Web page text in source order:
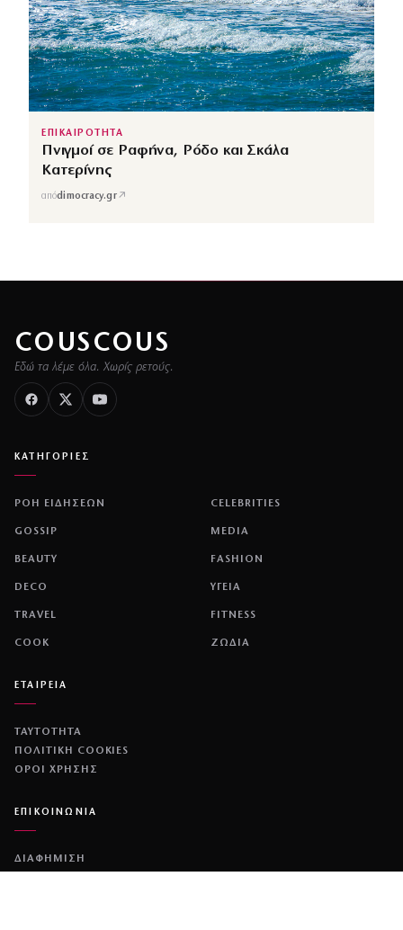
ΕΠΙΚΑΙΡΟΤΗΤΑ
Πνιγμοί σε Ραφήνα, Ρόδο και Σκάλα
Κατερίνης
απόdimocracy.gr↗
COUSCOUS
Εδώ τα λέμε όλα. Χωρίς ρετούς.
ΚΑΤΗΓΟΡΙΕΣ
ΡΟΗ ΕΙΔΗΣΕΩΝ CELEBRITIES
GOSSIP MEDIA
BEAUTY FASHION
DECO ΥΓΕΙΑ
TRAVEL FITNESS
COOK ΖΩΔΙΑ
ΕΤΑΙΡΕΙΑ
ΤΑΥΤΟΤΗΤΑ
ΠΟΛΙΤΙΚΉ COOKIES
ΌΡΟΙ ΧΡΉΣΗΣ
ΕΠΙΚΟΙΝΩΝΙΑ
ΔΙΑΦΗΜΙΣΗ